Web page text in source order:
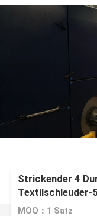
Strickender 4
Textilschleuder-
MOQ：1 Satz